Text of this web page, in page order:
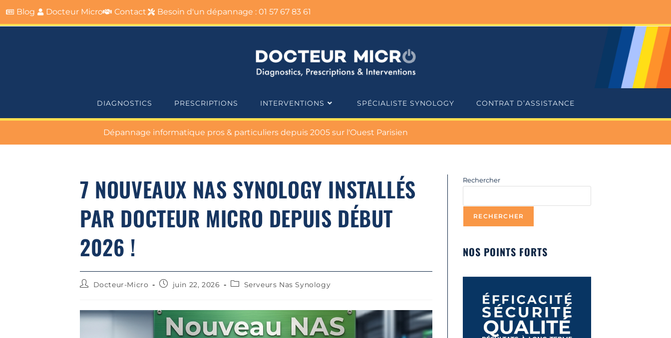
Blog Docteur Micro Contact Besoin d'un dépannage : 01 57 67 83 61
DIAGNOSTICS PRESCRIPTIONS INTERVENTIONS SPÉCIALISTE SYNOLOGY CONTRAT D’ASSISTANCE
Dépannage informatique pros & particuliers depuis 2005 sur l'Ouest Parisien
7 NOUVEAUX NAS SYNOLOGY INSTALLÉS
PAR DOCTEUR MICRO DEPUIS DÉBUT
2026 !
Docteur-Micro juin 22, 2026 Serveurs Nas Synology
Rechercher
RECHERCHER
NOS POINTS FORTS